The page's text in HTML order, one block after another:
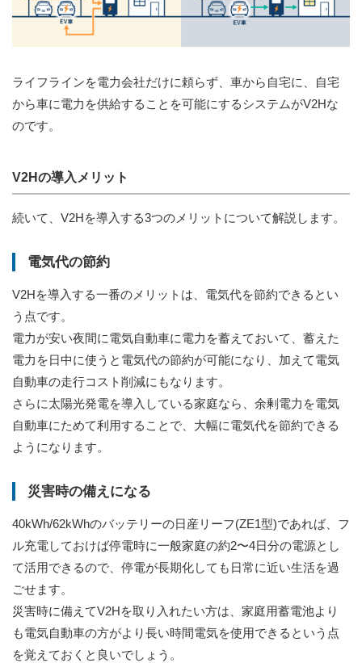
ライフラインを電力会社だけに頼らず、車から自宅に、自宅
から車に電力を供給することを可能にするシステムがV2Hな
のです。
V2Hの導入メリット
続いて、V2Hを導入する3つのメリットについて解説します。
電気代の節約
V2Hを導入する一番のメリットは、電気代を節約できるとい
う点です。
電力が安い夜間に電気自動車に電力を蓄えておいて、蓄えた
電力を日中に使うと電気代の節約が可能になり、加えて電気
自動車の走行コスト削減にもなります。
さらに太陽光発電を導入している家庭なら、余剰電力を電気
自動車にためて利用することで、大幅に電気代を節約できる
ようになります。
災害時の備えになる
40kWh/62kWhのバッテリーの日産リーフ(ZE1型)であれば、フ
ル充電しておけば停電時に一般家庭の約2〜4日分の電源とし
て活用できるので、停電が長期化しても日常に近い生活を過
ごせます。
災害時に備えてV2Hを取り入れたい方は、家庭用蓄電池より
も電気自動車の方がより長い時間電気を使用できるという点
を覚えておくと良いでしょう。